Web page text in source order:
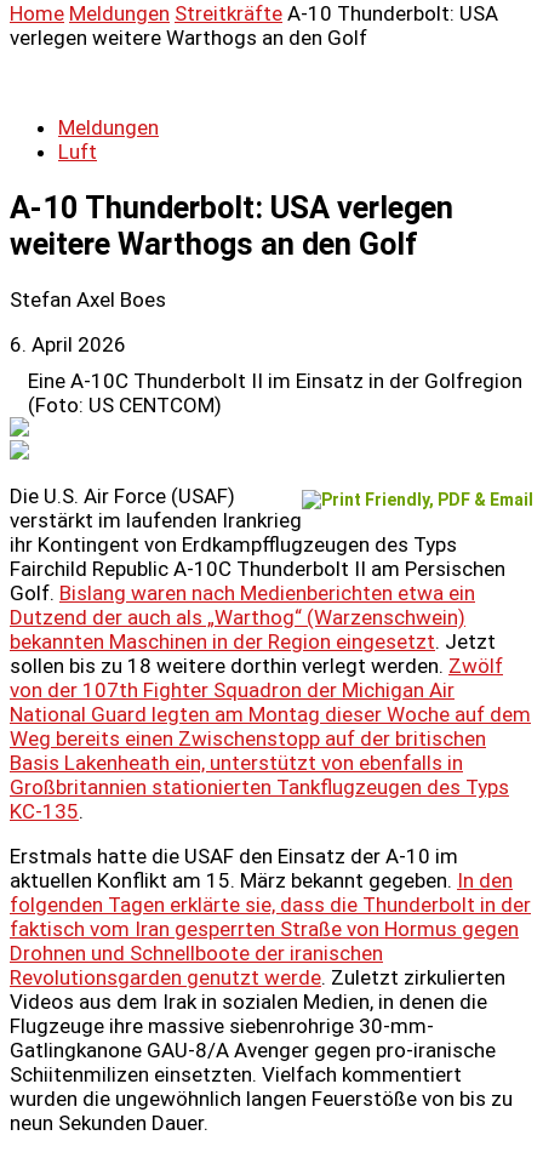
Home Meldungen Streitkräfte A-10 Thunderbolt: USA
verlegen weitere Warthogs an den Golf
Meldungen
Luft
A-10 Thunderbolt: USA verlegen
weitere Warthogs an den Golf
Stefan Axel Boes
6. April 2026
Eine A-10C Thunderbolt II im Einsatz in der Golfregion
(Foto: US CENTCOM)
Die U.S. Air Force (USAF)
verstärkt im laufenden Irankrieg
ihr Kontingent von Erdkampfflugzeugen des Typs
Fairchild Republic A-10C Thunderbolt II am Persischen
Golf. Bislang waren nach Medienberichten etwa ein
Dutzend der auch als „Warthog“ (Warzenschwein)
bekannten Maschinen in der Region eingesetzt. Jetzt
sollen bis zu 18 weitere dorthin verlegt werden. Zwölf
von der 107th Fighter Squadron der Michigan Air
National Guard legten am Montag dieser Woche auf dem
Weg bereits einen Zwischenstopp auf der britischen
Basis Lakenheath ein, unterstützt von ebenfalls in
Großbritannien stationierten Tankflugzeugen des Typs
KC-135.
Erstmals hatte die USAF den Einsatz der A-10 im
aktuellen Konflikt am 15. März bekannt gegeben. In den
folgenden Tagen erklärte sie, dass die Thunderbolt in der
faktisch vom Iran gesperrten Straße von Hormus gegen
Drohnen und Schnellboote der iranischen
Revolutionsgarden genutzt werde. Zuletzt zirkulierten
Videos aus dem Irak in sozialen Medien, in denen die
Flugzeuge ihre massive siebenrohrige 30-mm-
Gatlingkanone GAU-8/A Avenger gegen pro-iranische
Schiitenmilizen einsetzten. Vielfach kommentiert
wurden die ungewöhnlich langen Feuerstöße von bis zu
neun Sekunden Dauer.